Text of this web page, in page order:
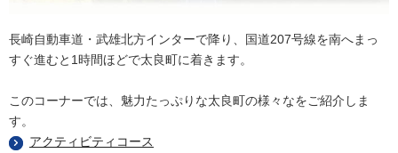
長崎自動車道・武雄北方インターで降り、国道207号線を南へまっ
すぐ進むと1時間ほどで太良町に着きます。
このコーナーでは、魅力たっぷりな太良町の様々なをご紹介しま
す。
アクティビティコース